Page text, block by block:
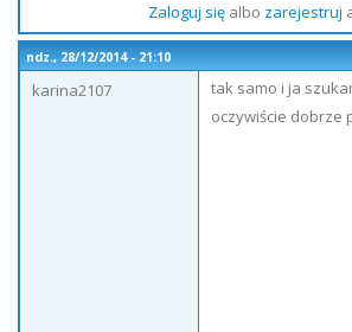
Zaloguj sięalbo zarejestruj
ndz., 28/12/2014 - 21:10
karina2107
tak samo i ja
oczywiście dobrze